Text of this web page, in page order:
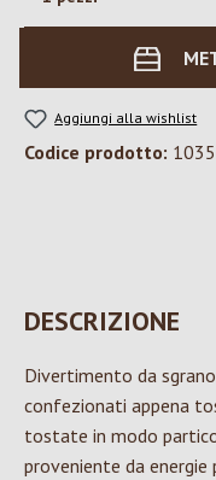
Aggiungi alla wishlist
Codice prodotto:
DESCRIZIONE
Divertimento da
confezionati appena
tostate in modo
proveniente da